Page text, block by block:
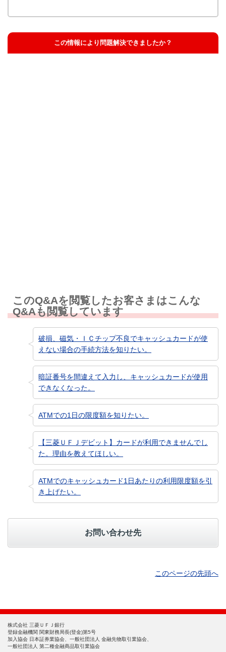
この情報により問題解決できましたか？
このQ&Aを閲覧したお客さまはこんな
Q&Aも閲覧しています
破損、磁気・ＩＣチップ不良でキャッシュカードが使
えない場合の手続方法を知りたい。
暗証番号を間違えて入力し、キャッシュカードが使用
できなくなった。
ATMでの1日の限度額を知りたい。
【三菱ＵＦＪデビット】カードが利用できませんでし
た。理由を教えてほしい。
ATMでのキャッシュカード1日あたりの利用限度額を引
き上げたい。
お問い合わせ先
このページの先頭へ
株式会社 三菱ＵＦＪ銀行
登録金融機関 関東財務局長(登金)第5号
加入協会 日本証券業協会、一般社団法人 金融先物取引業協会、
一般社団法人 第二種金融商品取引業協会